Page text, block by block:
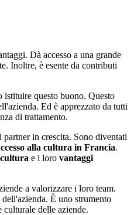
Dà accesso a una grande
Inoltre, è esente da contributi
questo buono. Questo
Ed è apprezzato da tutti
di trattamento.
partner in crescita. Sono diventati
alla cultura in Francia.
e i loro vantaggi
a valorizzare i loro team.
È uno strumento
delle aziende.